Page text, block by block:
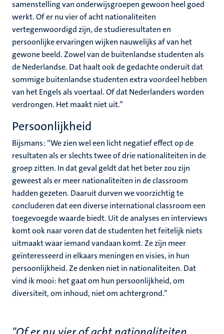
samenstelling van onderwijsgroepen gewoon heel goed
werkt. Of er nu vier of acht nationaliteiten
vertegenwoordigd zijn, de studieresultaten en
persoonlijke ervaringen wijken nauwelijks af van het
gewone beeld. Zowel van de buitenlandse studenten als
de Nederlandse. Dat haalt ook de gedachte onderuit dat
sommige buitenlandse studenten extra voordeel hebben
van het Engels als voertaal. Of dat Nederlanders worden
verdrongen. Het maakt niet uit.”
Persoonlijkheid
Bijsmans: “We zien wel een licht negatief effect op de
resultaten als er slechts twee of drie nationaliteiten in de
groep zitten. In dat geval geldt dat het beter zou zijn
geweest als er meer nationaliteiten in de classroom
hadden gezeten. Daaruit durven we voorzichtig te
concluderen dat een diverse international classroom een
toegevoegde waarde biedt. Uit de analyses en interviews
komt ook naar voren dat de studenten het feitelijk niets
uitmaakt waar iemand vandaan komt. Ze zijn meer
geïnteresseerd in elkaars meningen en visies, in hun
persoonlijkheid. Ze denken niet in nationaliteiten. Dat
vind ik mooi: het gaat om hun persoonlijkheid, om
diversiteit, om inhoud, niet om achtergrond.”